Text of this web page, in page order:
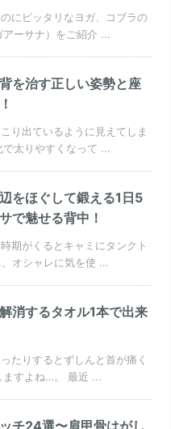
にピッタリなヨガ、コブラの
ーサナ）をご紹介 ...
を治す正しい姿勢と座
り出ているように見えてしま
太りやすくなって ...
をほぐして鍛える1日5
で魅せる背中！
期がくるとキャミにタンクト
オシャレに気を使 ...
消するタオル1本で出来
たりするとずしんと首が痛く
ますよね…。 最近 ...
チ24選〜肩甲骨はがし